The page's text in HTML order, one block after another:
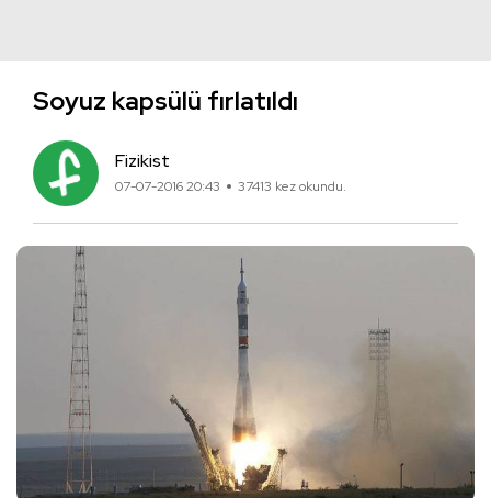
Soyuz kapsülü fırlatıldı
Fizikist
07-07-2016 20:43 37413 kez okundu.